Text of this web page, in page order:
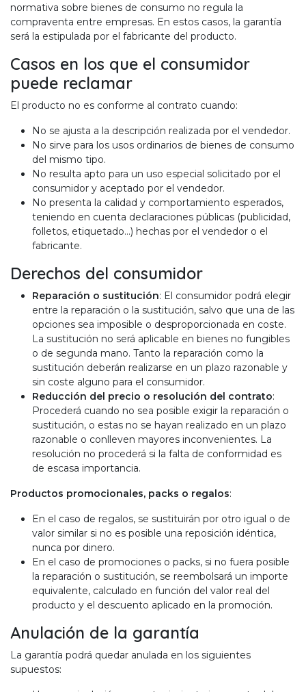
normativa sobre bienes de consumo no regula la
compraventa entre empresas. En estos casos, la garantía
será la estipulada por el fabricante del producto.
Casos en los que el consumidor
puede reclamar
El producto no es conforme al contrato cuando:
No se ajusta a la descripción realizada por el vendedor.
No sirve para los usos ordinarios de bienes de consumo
del mismo tipo.
No resulta apto para un uso especial solicitado por el
consumidor y aceptado por el vendedor.
No presenta la calidad y comportamiento esperados,
teniendo en cuenta declaraciones públicas (publicidad,
folletos, etiquetado…) hechas por el vendedor o el
fabricante.
Derechos del consumidor
Reparación o sustitución: El consumidor podrá elegir
entre la reparación o la sustitución, salvo que una de las
opciones sea imposible o desproporcionada en coste.
La sustitución no será aplicable en bienes no fungibles
o de segunda mano. Tanto la reparación como la
sustitución deberán realizarse en un plazo razonable y
sin coste alguno para el consumidor.
Reducción del precio o resolución del contrato:
Procederá cuando no sea posible exigir la reparación o
sustitución, o estas no se hayan realizado en un plazo
razonable o conlleven mayores inconvenientes. La
resolución no procederá si la falta de conformidad es
de escasa importancia.
Productos promocionales, packs o regalos:
En el caso de regalos, se sustituirán por otro igual o de
valor similar si no es posible una reposición idéntica,
nunca por dinero.
En el caso de promociones o packs, si no fuera posible
la reparación o sustitución, se reembolsará un importe
equivalente, calculado en función del valor real del
producto y el descuento aplicado en la promoción.
Anulación de la garantía
La garantía podrá quedar anulada en los siguientes
supuestos: